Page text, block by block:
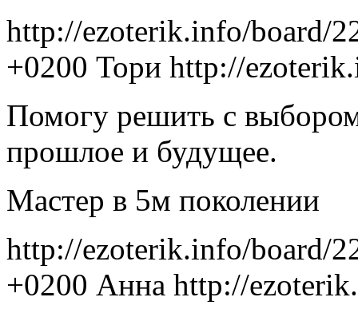
http://ezoterik.info/board/
+0200 Тори http://
Помогу решить с
прошлое и будущее.
Мастер в 5м поколении
http://ezoterik.info/board/
+0200 Анна http://